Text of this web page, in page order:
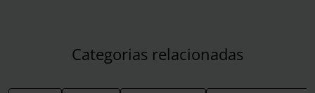
Categorias relacionadas